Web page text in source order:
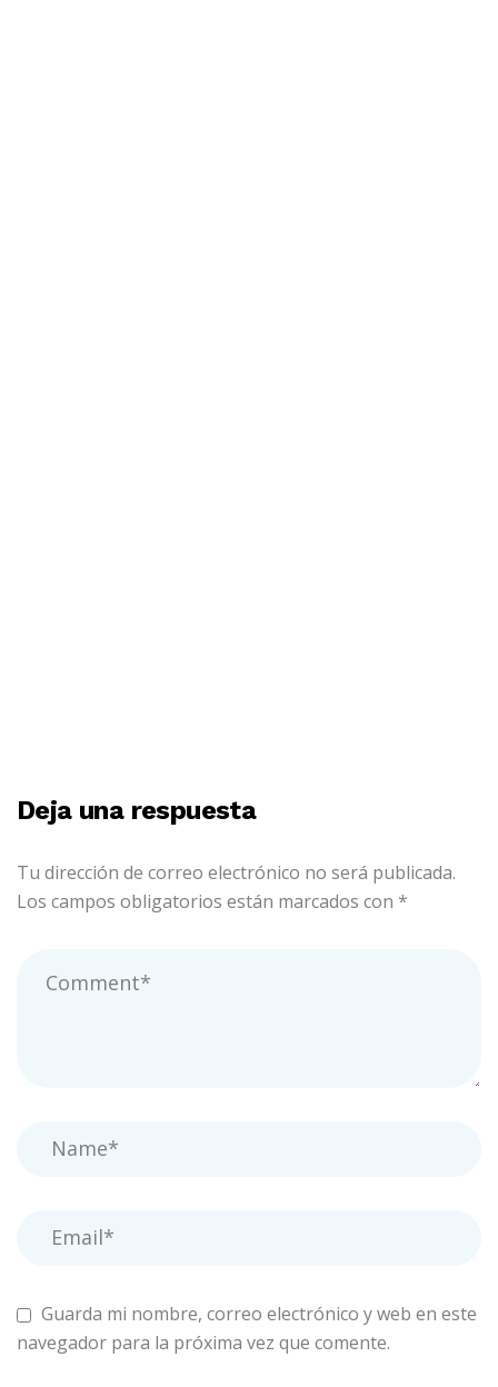
Deja una respuesta
Tu dirección de correo electrónico no será publicada.
Los campos obligatorios están marcados con *
Guarda mi nombre, correo electrónico y web en este
navegador para la próxima vez que comente.